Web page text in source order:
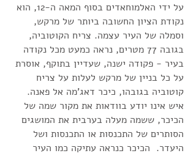
על ידי האלמוחאדים בסוף המאה ה-12, הוא
נקודת הציון החשובה ביותר של מרקש,
וסמלה של העיר עצמה. צריח הקוטוביה,
בגובה 77 מטרים, נראה כמעט מכל נקודה
בעיר - פקודה ישנה, ​​שעדיין בתוקף, אוסרת
על כל בניין של מרקש לעלות על צריח
קוטוביה בגובהו, כיכר דאג'מה אל פאנה.
איש אינו יודע בוודאות את מקור שמה של
הכיכר, ששמה מעלה בערבית את המושגים
הסותרים של התכנסות או התכנסות ושל
היעדר. הכיכר כנראה עתיקה כמו העיר